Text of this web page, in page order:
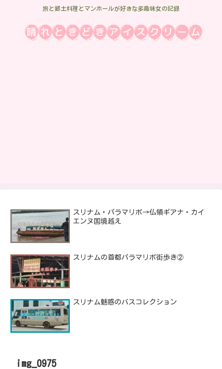
旅と郷土料理とマンホールが好きな多趣味女の記録
スリナム・パラマリボ→仏領ギアナ・カイ
エンヌ国境越え
スリナムの首都パラマリボ街歩き②
スリナム魅惑のバスコレクション
img_0975